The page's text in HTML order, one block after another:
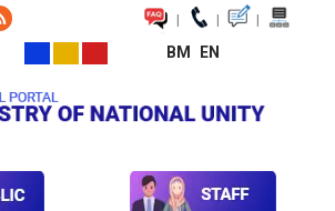
| | |
BM EN
Collection Photo 2024
Koleksi